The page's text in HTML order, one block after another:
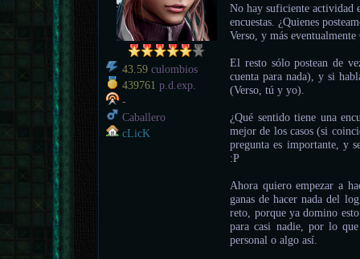
43.59 culombios
439761 p.d.exp.
-
Caballero
cLicK
No hay suficiente actividad
encuestas. ¿Quienes
Verso, y más eventualmente
El resto sólo postean de
cuenta para nada), y si
(Verso, tú y yo).
¿Qué sentido tiene una
mejor de los casos (si
pregunta es importante, y
:P
Ahora quiero empezar a
ganas de hacer nada del
reto, porque ya domino
para casi nadie, por lo
personal o algo así.